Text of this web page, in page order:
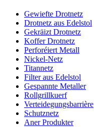
Gewiefte Drotnetz
Drotnetz aus Edelstol
Gekräizt Drotnetz
Koffer Drotnetz
Perforéiert Metall
Nickel-Netz
Titannetz
Filter aus Edelstol
Gespannte Metaller
Rollgrillkuerf
Verteidegungsbarrière
Schutznetz
Aner Produkter